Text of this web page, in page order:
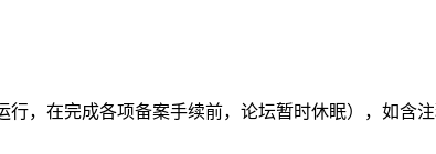
，在完成各项备案手续前，论坛暂时休眠），如含